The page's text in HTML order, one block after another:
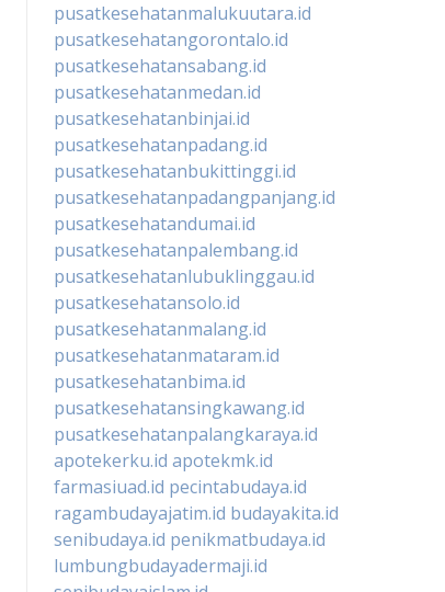
pusatkesehatanmalukuutara.id
pusatkesehatangorontalo.id
pusatkesehatansabang.id
pusatkesehatanmedan.id
pusatkesehatanbinjai.id
pusatkesehatanpadang.id
pusatkesehatanbukittinggi.id
pusatkesehatanpadangpanjang.id
pusatkesehatandumai.id
pusatkesehatanpalembang.id
pusatkesehatanlubuklinggau.id
pusatkesehatansolo.id
pusatkesehatanmalang.id
pusatkesehatanmataram.id
pusatkesehatanbima.id
pusatkesehatansingkawang.id
pusatkesehatanpalangkaraya.id
apotekerku.id apotekmk.id
farmasiuad.id pecintabudaya.id
ragambudayajatim.id budayakita.id
senibudaya.id penikmatbudaya.id
lumbungbudayadermaji.id